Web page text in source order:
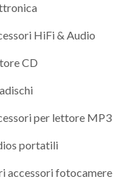
HiFi & Audio
CD
per lettore MP3
portatili
accessori fotocamere